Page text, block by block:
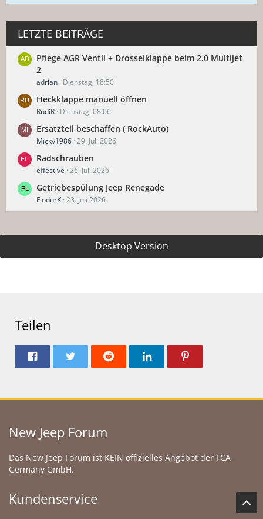
LETZTE BEITRÄGE
Pflege AGR Ventil + Drosselklappe beim 2.0 Multijet
2
adrian Dienstag, 18:50
Heckklappe manuell öffnen
RudiR Dienstag, 08:06
Ersatzteil beschaffen ( RockAuto)
Micky1986 29. Juli 2026
Radschrauben
effective 26. Juli 2026
Getriebespülung Jeep Renegade
FlodurK 23. Juli 2026
Desktop Version
Teilen
New Jeep Forum
Das New Jeep Forum ist KEIN offizielles Angebot der FCA
Germany GmbH.
Kundenservice